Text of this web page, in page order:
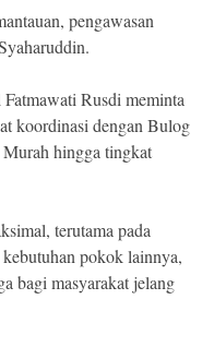
pengawasan
Rusdi meminta
koordinasi dengan Bulog
Murah hingga tingkat
terutama pada
pokok lainnya,
bagi masyarakat jelang